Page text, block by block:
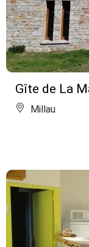
Gîte de La
Millau